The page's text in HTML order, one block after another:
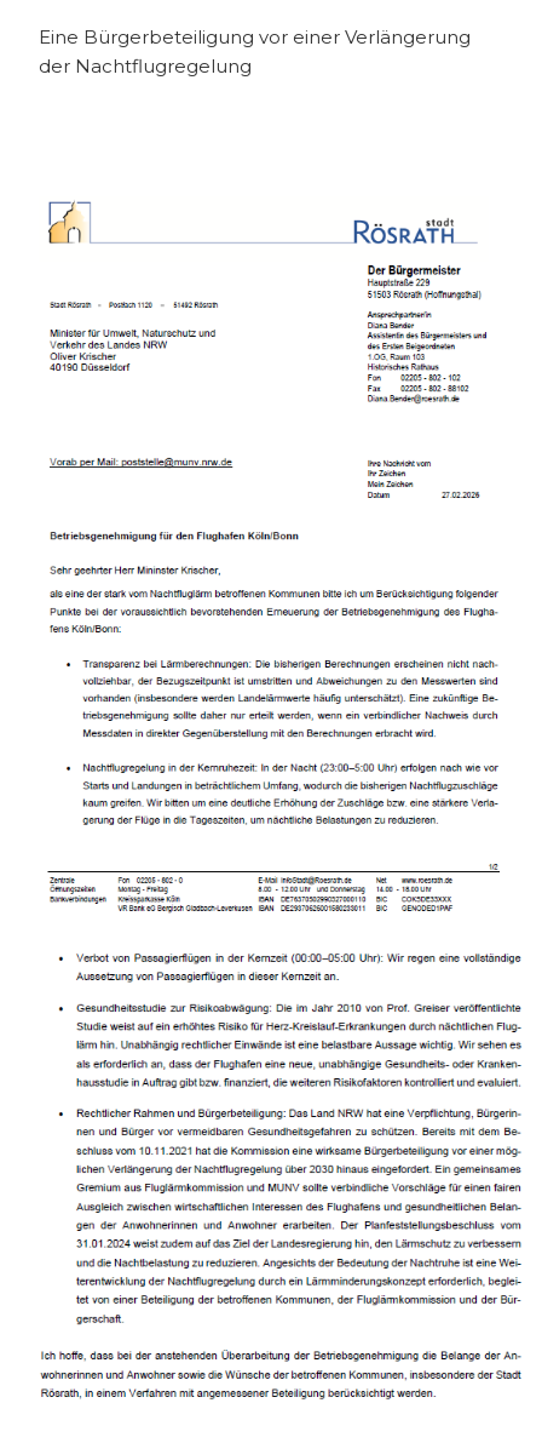
Eine Bürgerbeteiligung vor einer Verlängerung
der Nachtflugregelung